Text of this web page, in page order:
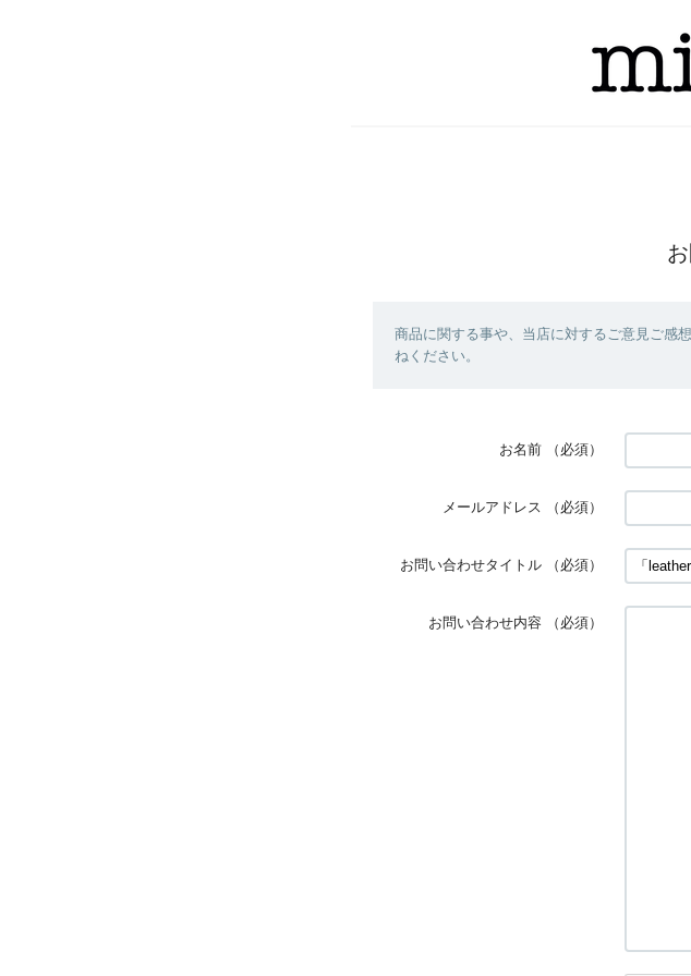
商品に関する事や、当店に対するご意見ご感
ねください。
お名前 （必須）
メールアドレス （必須）
お問い合わせタイトル （必須）
お問い合わせ内容 （必須）